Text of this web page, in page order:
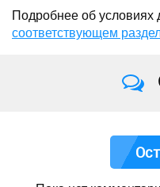
Подробнее об условиях
соответствующем